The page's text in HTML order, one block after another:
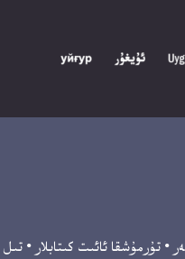
•تۇرمۇشقا ئائىت كىتابلار •تىل